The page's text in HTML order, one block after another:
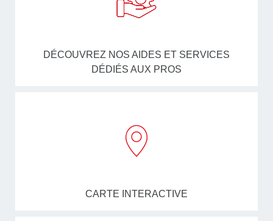
DÉCOUVREZ NOS AIDES ET SERVICES
DÉDIÉS AUX PROS
CARTE INTERACTIVE